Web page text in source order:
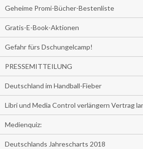
Geheime Promi-Bücher-Bestenliste
Gratis-E-Book-Aktionen
Gefahr fürs Dschungelcamp!
PRESSEMITTEILUNG
Deutschland im Handball-Fieber
Libri und Media Control verlängern Vertrag
Medienquiz:
Deutschlands Jahrescharts 2018